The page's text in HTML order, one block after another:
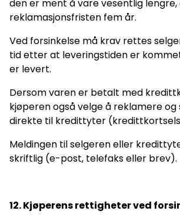
den er ment å vare vesentlig lengre,
reklamasjonsfristen fem år.
Ved forsinkelse må krav rettes
tid etter at leveringstiden er
er levert.
Dersom varen er betalt med
kjøperen også velge å reklamere og
direkte til kredittyter
Meldingen til selgeren eller
skriftlig (e-post, telefaks eller brev).
12. Kjøperens rettigheter ved